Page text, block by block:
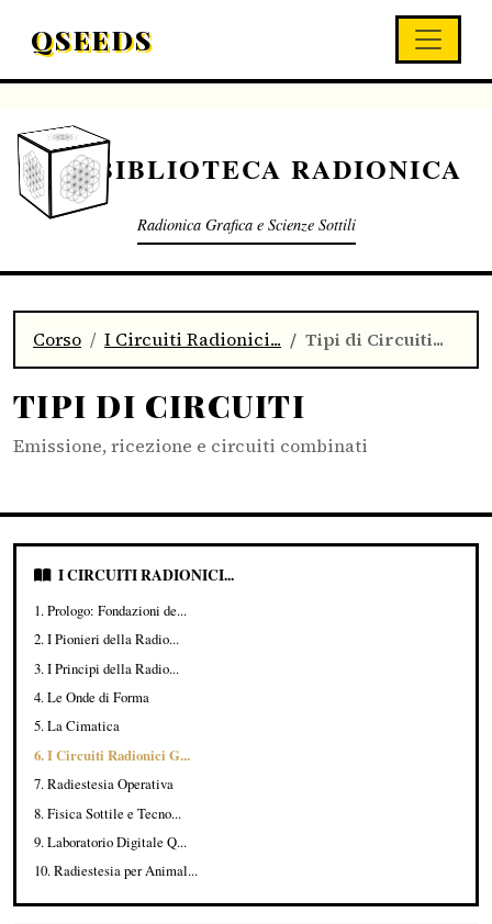
QSEEDS
BIBLIOTECA RADIONICA
Radionica Grafica e Scienze Sottili
Corso I Circuiti Radionici... Tipi di Circuiti...
TIPI DI CIRCUITI
Emissione, ricezione e circuiti combinati
I CIRCUITI RADIONICI...
1. Prologo: Fondazioni de...
2. I Pionieri della Radio...
3. I Principi della Radio...
4. Le Onde di Forma
5. La Cimatica
6. I Circuiti Radionici G...
7. Radiestesia Operativa
8. Fisica Sottile e Tecno...
9. Laboratorio Digitale Q...
10. Radiestesia per Animal...